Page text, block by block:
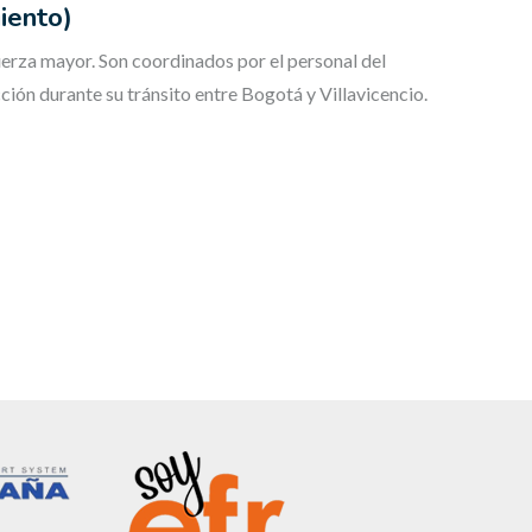
mayor. Son coordinados por el personal del
durante su tránsito entre Bogotá y Villavicencio.